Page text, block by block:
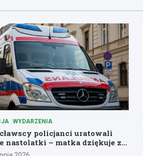
WYDARZENIA
policjanci uratowali
nastolatki – matka dziękuje za